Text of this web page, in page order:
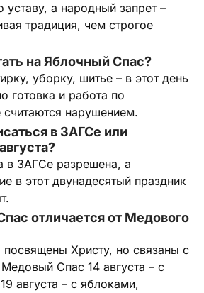
уставу, а народный запрет –
традиция, чем строгое
на Яблочный Спас?
уборку, шитье – в этот день
готовка и работа по
нарушением.
в ЗАГСе или
в ЗАГСе разрешена, а
в этот двунадесятый праздник
отличается от Медового
посвящены Христу, но связаны с
Спас 14 августа – с
августа – с яблоками,